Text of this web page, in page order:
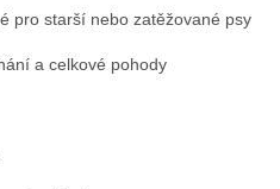
pro starší nebo zatěžované psy
a celkové pohody